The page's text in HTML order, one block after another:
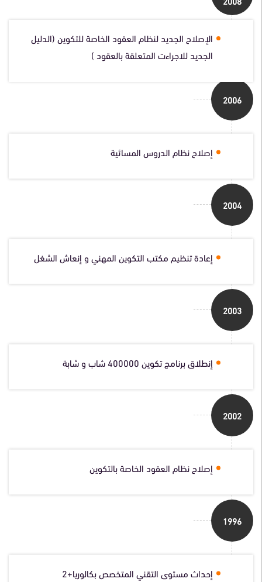
2006
الإصلاح الجديد لنظام العقود الخاصة للتكوين (الدليل
الجديد للاجراءت المتعلقة بالعقود )
2004
إصلاح نظام الدروس المسائية
2003
إعادة تنظيم مكتب التكوين المهني و إنعاش الشغل
2002
إنطلاق برنامج تكوين 400000 شاب و شابة
1996
إصلاح نظام العقود الخاصة بالتكوين
إحداث مستوى التقني المتخصص بكالوريا+2